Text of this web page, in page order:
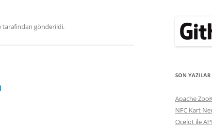
tarafından gönderildi.
SON YAZILAR
Apache
NFC Kart
Ocelot ile